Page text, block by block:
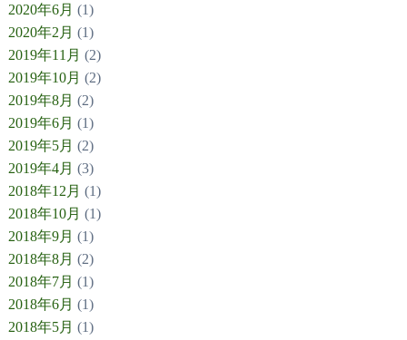
2020年6月 (1)
2020年2月 (1)
2019年11月 (2)
2019年10月 (2)
2019年8月 (2)
2019年6月 (1)
2019年5月 (2)
2019年4月 (3)
2018年12月 (1)
2018年10月 (1)
2018年9月 (1)
2018年8月 (2)
2018年7月 (1)
2018年6月 (1)
2018年5月 (1)